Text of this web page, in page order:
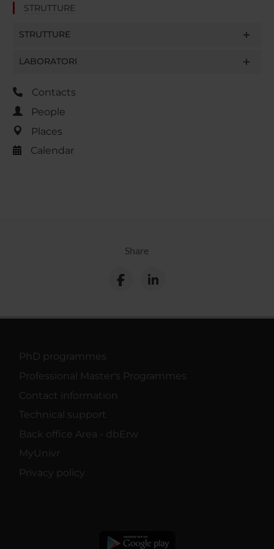
STRUTTURE
STRUTTURE
LABORATORI
Contacts
People
Places
Calendar
Share
PhD programmes
Professional Master's Programmes
Contact information
Technical support
Back office Area - dbErw
MyUnivr
Privacy policy